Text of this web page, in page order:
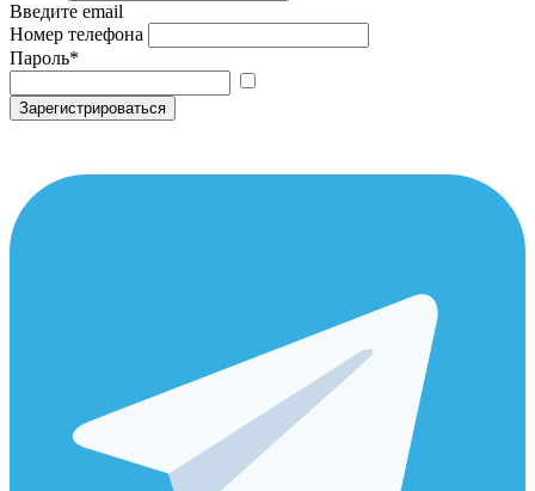
Введите email
Номер телефона
Пароль*
Зарегистрироваться